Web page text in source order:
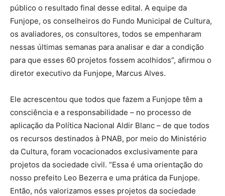
público o resultado final desse edital. A equipe da
Funjope, os conselheiros do Fundo Municipal de Cultura,
os avaliadores, os consultores, todos se empenharam
nessas últimas semanas para analisar e dar a condição
para que esses 60 projetos fossem acolhidos”, afirmou o
diretor executivo da Funjope, Marcus Alves.
Ele acrescentou que todos que fazem a Funjope têm a
consciência e a responsabilidade – no processo de
aplicação da Política Nacional Aldir Blanc – de que todos
os recursos destinados à PNAB, por meio do Ministério
da Cultura, foram vocacionados exclusivamente para
projetos da sociedade civil. “Essa é uma orientação do
nosso prefeito Leo Bezerra e uma prática da Funjope.
Então, nós valorizamos esses projetos da sociedade